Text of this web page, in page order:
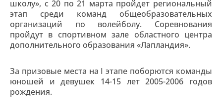
школу», с 20 по 21 марта пройдет региональный
этап среди команд общеобразовательных
организаций по волейболу. Соревнования
пройдут в спортивном зале областного центра
дополнительного образования «Лапландия».
За призовые места на I этапе поборются команды
юношей и девушек 14-15 лет 2005-2006 годов
рождения.